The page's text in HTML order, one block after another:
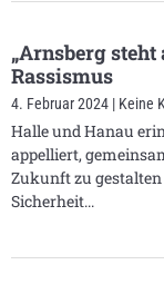
„Arnsberg
Rassismus
4. Februar 2024 Keine
Halle und Hanau
appelliert,
Zukunft zu
Sicherheit